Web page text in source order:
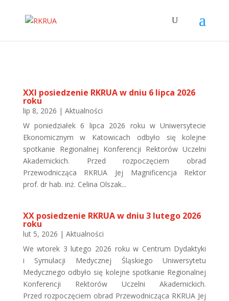
XXI posiedzenie RKRUA w dniu 6 lipca 2026
roku
lip 8, 2026 | Aktualności
W poniedziałek 6 lipca 2026 roku w Uniwersytecie
Ekonomicznym w Katowicach odbyło się kolejne
spotkanie Regionalnej Konferencji Rektorów Uczelni
Akademickich. Przed rozpoczęciem obrad
Przewodnicząca RKRUA Jej Magnificencja Rektor
prof. dr hab. inż. Celina Olszak...
XX posiedzenie RKRUA w dniu 3 lutego 2026
roku
lut 5, 2026 | Aktualności
We wtorek 3 lutego 2026 roku w Centrum Dydaktyki
i Symulacji Medycznej Śląskiego Uniwersytetu
Medycznego odbyło się kolejne spotkanie Regionalnej
Konferencji Rektorów Uczelni Akademickich.
Przed rozpoczęciem obrad Przewodnicząca RKRUA Jej